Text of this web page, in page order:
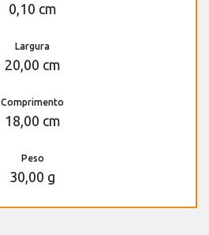
0,10 cm
Largura
20,00 cm
Comprimento
18,00 cm
Peso
30,00 g